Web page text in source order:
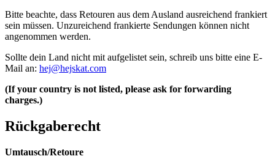
Bitte beachte, dass Retouren aus dem Ausland ausreichend frankiert
sein müssen. Unzureichend frankierte Sendungen können nicht
angenommen werden.
Sollte dein Land nicht mit aufgelistet sein, schreib uns bitte eine E-
Mail an: hej@hejskat.com
(If your country is not listed, please ask for forwarding
charges.)
Rückgaberecht
Umtausch/Retoure